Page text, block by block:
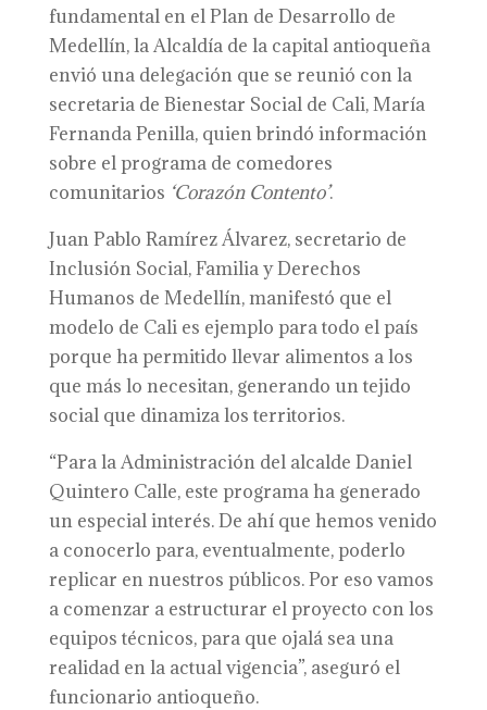
fundamental en el Plan de Desarrollo de
Medellín, la Alcaldía de la capital antioqueña
envió una delegación que se reunió con la
secretaria de Bienestar Social de Cali, María
Fernanda Penilla, quien brindó información
sobre el programa de comedores
comunitarios ‘Corazón Contento’.
Juan Pablo Ramírez Álvarez, secretario de
Inclusión Social, Familia y Derechos
Humanos de Medellín, manifestó que el
modelo de Cali es ejemplo para todo el país
porque ha permitido llevar alimentos a los
que más lo necesitan, generando un tejido
social que dinamiza los territorios.
“Para la Administración del alcalde Daniel
Quintero Calle, este programa ha generado
un especial interés. De ahí que hemos venido
a conocerlo para, eventualmente, poderlo
replicar en nuestros públicos. Por eso vamos
a comenzar a estructurar el proyecto con los
equipos técnicos, para que ojalá sea una
realidad en la actual vigencia”, aseguró el
funcionario antioqueño.